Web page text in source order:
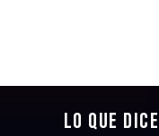
Lo que